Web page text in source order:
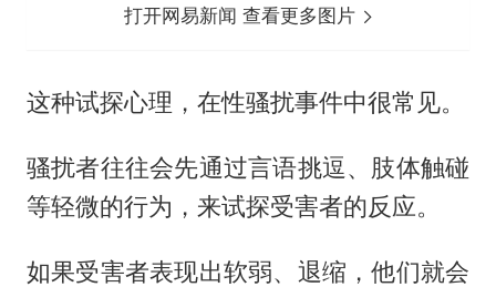
打开网易新闻 查看更多图片
这种试探心理，在性骚扰事件中很常见。
骚扰者往往会先通过言语挑逗、肢体触碰
等轻微的行为，来试探受害者的反应。
如果受害者表现出软弱、退缩，他们就会